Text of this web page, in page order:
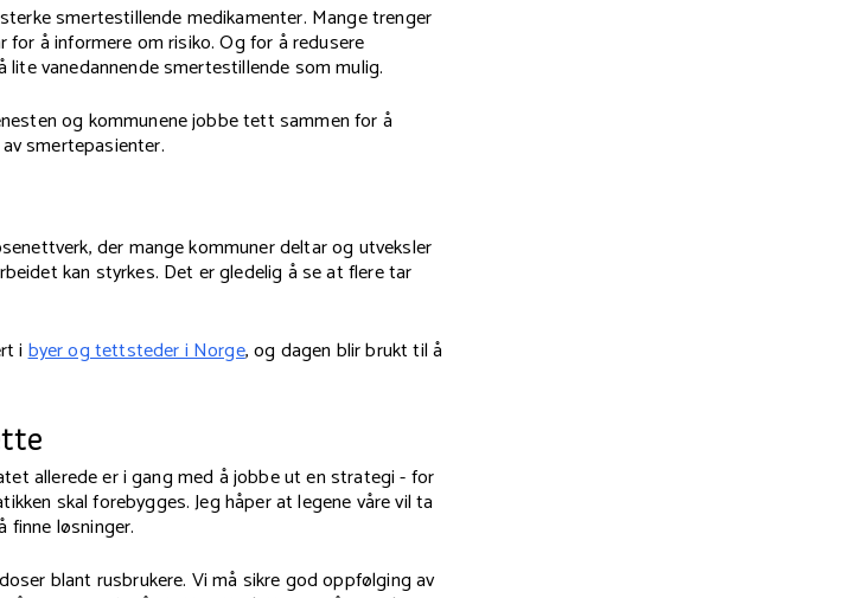
smertestillende medikamenter. Mange trenger
å informere om risiko. Og for å redusere
vanedannende smertestillende som mulig.
og kommunene jobbe tett sammen for å
smertepasienter.
der mange kommuner deltar og utveksler
kan styrkes. Det er gledelig å se at flere tar
ibyer og tettsteder i Norge, og dagen blir brukt til å
allerede er i gang med å jobbe ut en strategi - for
skal forebygges. Jeg håper at legene våre vil ta
finne løsninger.
blant rusbrukere. Vi må sikre god oppfølging av